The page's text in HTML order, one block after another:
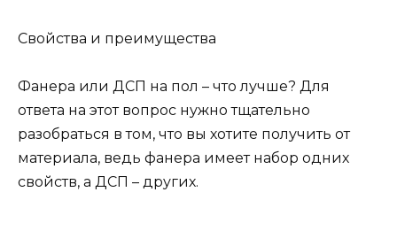
Свойства и преимущества
Фанера или ДСП на пол – что лучше? Для
ответа на этот вопрос нужно тщательно
разобраться в том, что вы хотите получить от
материала, ведь фанера имеет набор одних
свойств, а ДСП – других.